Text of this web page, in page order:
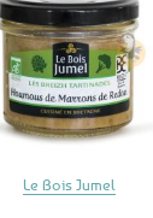
Le Bois Jumel